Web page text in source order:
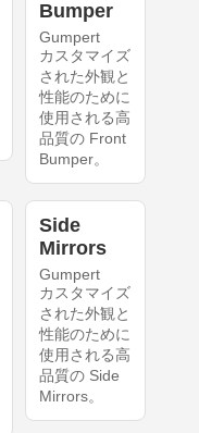
Bumper
Gumpert
カスタマイズ
された外観と
性能のために
使用される高
品質の Front
Bumper。
Side
Mirrors
Gumpert
カスタマイズ
された外観と
性能のために
使用される高
品質の Side
Mirrors。